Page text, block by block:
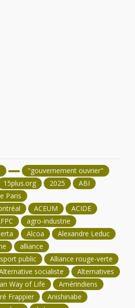
"gouvernement ouvrier"
15plus.org 2025
ABI
Paris
ACEUM
ACIDE
agro-industrie
Alcoa
Alexandre Leduc
alliance
public
Alliance rouge-verte
socialiste
Alternatives
Way of Life
Amérindiens
Frappier
Anishinabe